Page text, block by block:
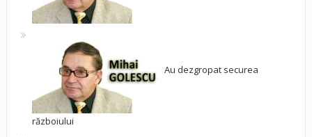
Au dezgropat securea
războiului